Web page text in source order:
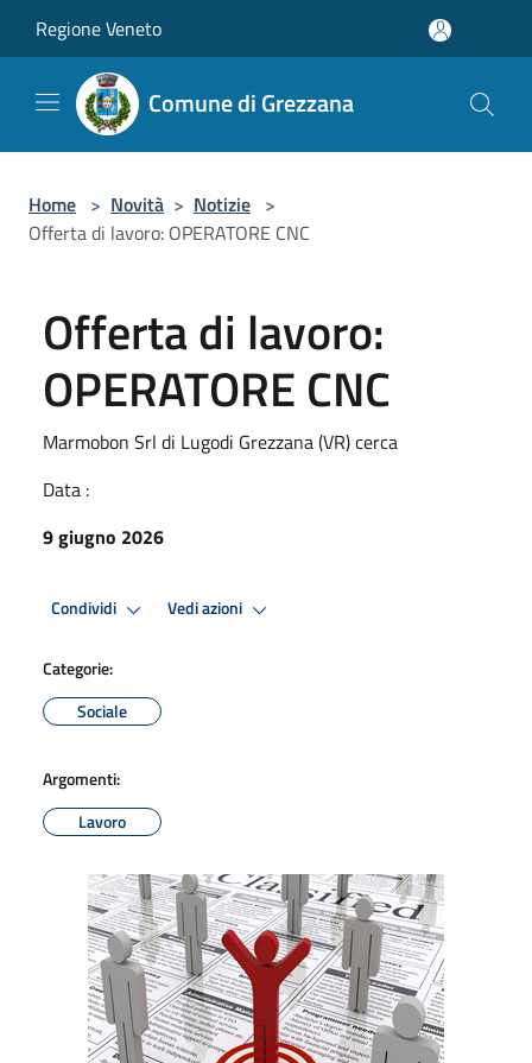
Regione Veneto
Comune di Grezzana
Home > Novità > Notizie >
Offerta di lavoro: OPERATORE CNC
Offerta di lavoro:
OPERATORE CNC
Marmobon Srl di Lugodi Grezzana (VR) cerca
Data :
9 giugno 2026
Condividi Vedi azioni
Categorie:
Sociale
Argomenti:
Lavoro